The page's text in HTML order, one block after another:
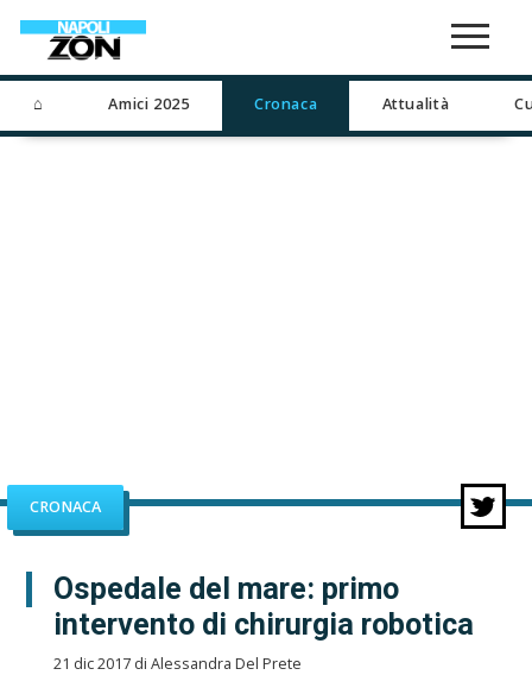
⌂ Amici 2025 Cronaca Attualità
CRONACA
Ospedale del mare: primo
intervento di chirurgia robotica
21 dic 2017 di Alessandra Del Prete